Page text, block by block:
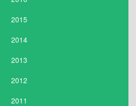
2015
2014
2013
2012
2011